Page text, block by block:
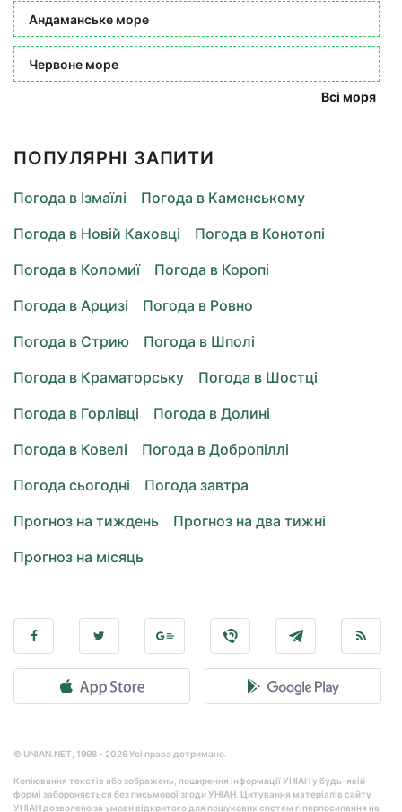
Андаманське море
Червоне море
Всі моря
ПОПУЛЯРНІ ЗАПИТИ
Погода в Ізмаїлі
Погода в Каменському
Погода в Новій Каховці
Погода в Конотопі
Погода в Коломиї
Погода в Коропі
Погода в Арцизі
Погода в Ровно
Погода в Стрию
Погода в Шполі
Погода в Краматорську
Погода в Шостці
Погода в Горлівці
Погода в Долині
Погода в Ковелі
Погода в Добропіллі
Погода сьогодні
Погода завтра
Прогноз на тиждень
Прогноз на два тижні
Прогноз на місяць
© UNIAN.NET, 1998 - 2026 Усі права дотримано.
Копіювання текстів або зображень, поширення інформації УНІАН у будь-якій
формі забороняється без письмової згоди УНІАН. Цитування матеріалів сайту
УНІАН дозволено за умови відкритого для пошукових систем гіперпосилання на